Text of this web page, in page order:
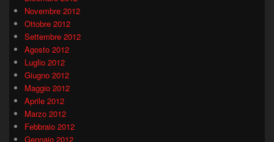
Novembre 2012
Ottobre 2012
Settembre 2012
Agosto 2012
Luglio 2012
Giugno 2012
Maggio 2012
Aprile 2012
Marzo 2012
Febbraio 2012
Gennaio 2012